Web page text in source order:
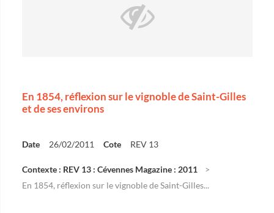
En 1854, réflexion sur le vignoble de Saint-Gilles
et de ses environs
Date 26/02/2011 Cote REV 13
Contexte : REV 13 : Cévennes Magazine : 2011
En 1854, réflexion sur le vignoble de Saint-Gilles...